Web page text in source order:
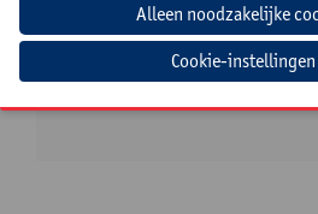
november
2026
Cookie-instellingen